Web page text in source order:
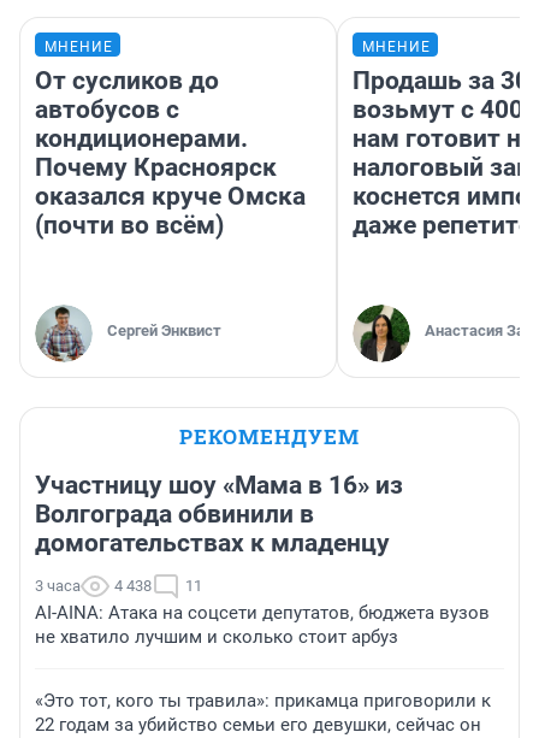
МНЕНИЕ
От сусликов до
автобусов с
кондиционерами.
Почему Красноярск
оказался круче Омска
(почти во всём)
Сергей Энквист
МНЕНИЕ
Продашь за
возьмут с
нам готовит
налоговый
коснется
даже
Анастасия
РЕКОМЕНДУЕМ
Участницу шоу «Мама в 16» из
Волгограда обвинили в
домогательствах к младенцу
3 часа 4 438 11
AI-AINA: Атака на соцсети депутатов, бюджета вузов
не хватило лучшим и сколько стоит арбуз
«Это тот, кого ты травила»: прикамца приговорили к
22 годам за убийство семьи его девушки, сейчас он